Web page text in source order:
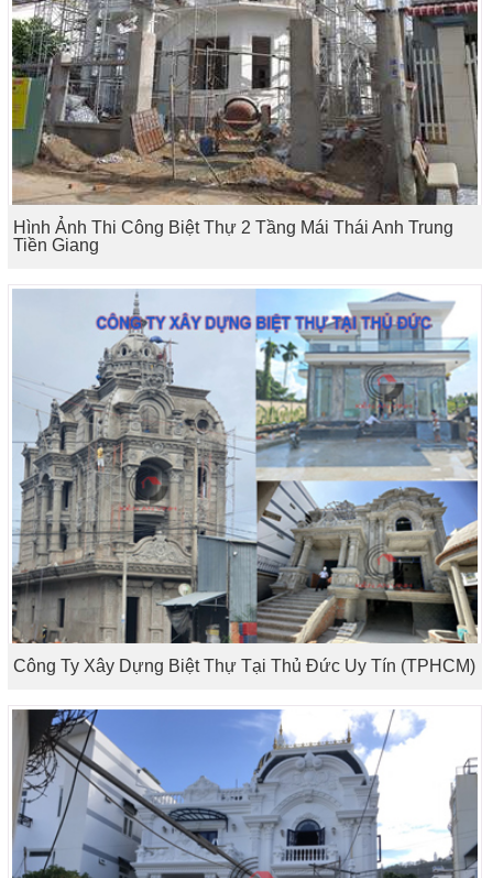
Hình Ảnh Thi Công Biệt Thự 2 Tầng Mái Thái Anh Trung
Tiền Giang
Công Ty Xây Dựng Biệt Thự Tại Thủ Đức Uy Tín (TPHCM)